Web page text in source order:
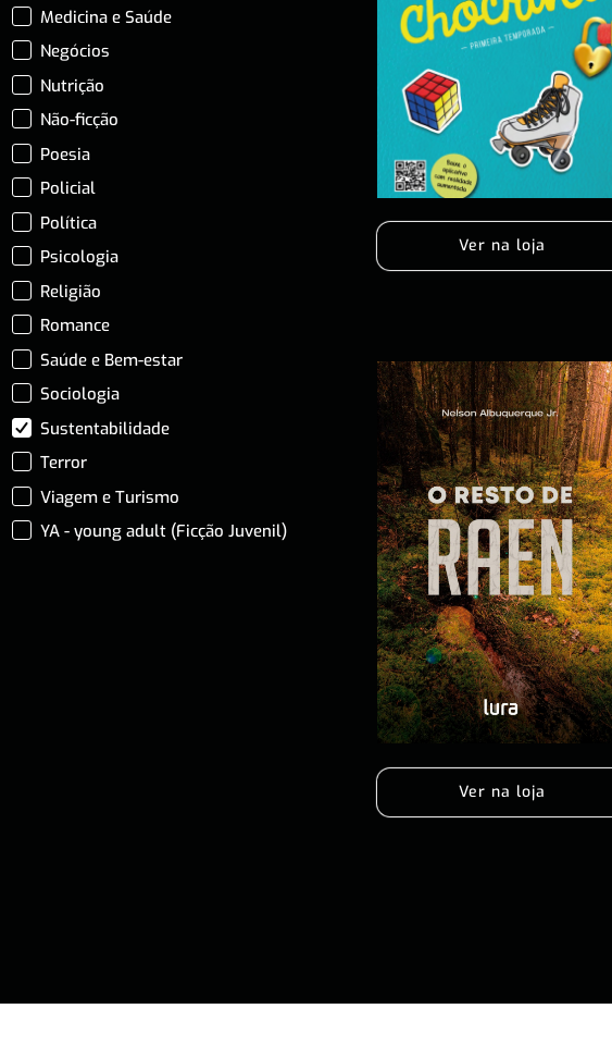
Medicina e Saúde
Negócios
Nutrição
Não-ficção
Poesia
Policial
Política
Psicologia
Religião
Romance
Saúde e Bem-estar
Sociologia
Sustentabilidade
Terror
Viagem e Turismo
YA - young adult (Ficção Juvenil)
Ver na loja
Ver na loja